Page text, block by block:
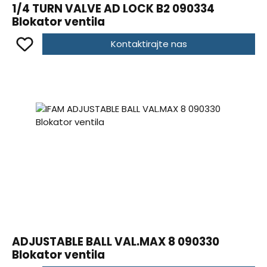
1/4 TURN VALVE AD LOCK B2 090334
Blokator ventila
Kontaktirajte nas
ADJUSTABLE BALL VAL.MAX 8 090330
Blokator ventila